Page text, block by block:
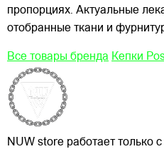
пропорциях. Актуальные
отобранные ткани и
Все товары бренда Кепки
NUW store работает только